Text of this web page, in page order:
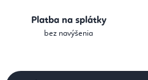
Platba na splátky
bez navýšenia